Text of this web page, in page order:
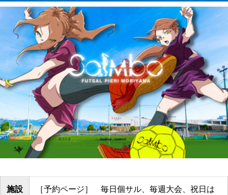
施設
［予約ページ］ 毎日個サル、毎週大会、祝日は